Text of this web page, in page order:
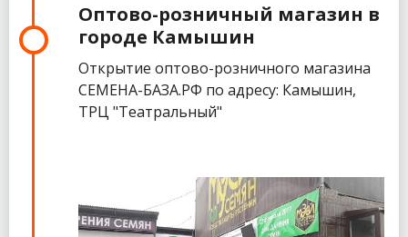
Оптово-розничный магазин в
городе Камышин
Открытие оптово-розничного магазина
СЕМЕНА-БАЗА.РФ по адресу: Камышин,
ТРЦ "Театральный"